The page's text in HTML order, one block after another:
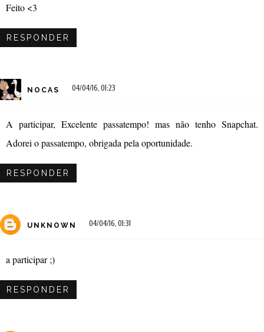
Feito <3
RESPONDER
NOCAS 04/04/16, 01:23
A participar, Excelente passatempo! mas não tenho Snapchat.
Adorei o passatempo, obrigada pela oportunidade.
RESPONDER
UNKNOWN 04/04/16, 01:31
a participar ;)
RESPONDER